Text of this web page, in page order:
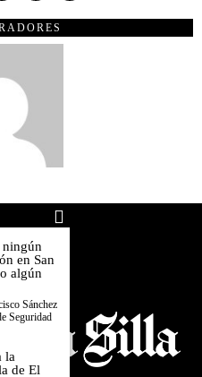
ningún
en San
algún
Sánchez
Seguridad
la
de El